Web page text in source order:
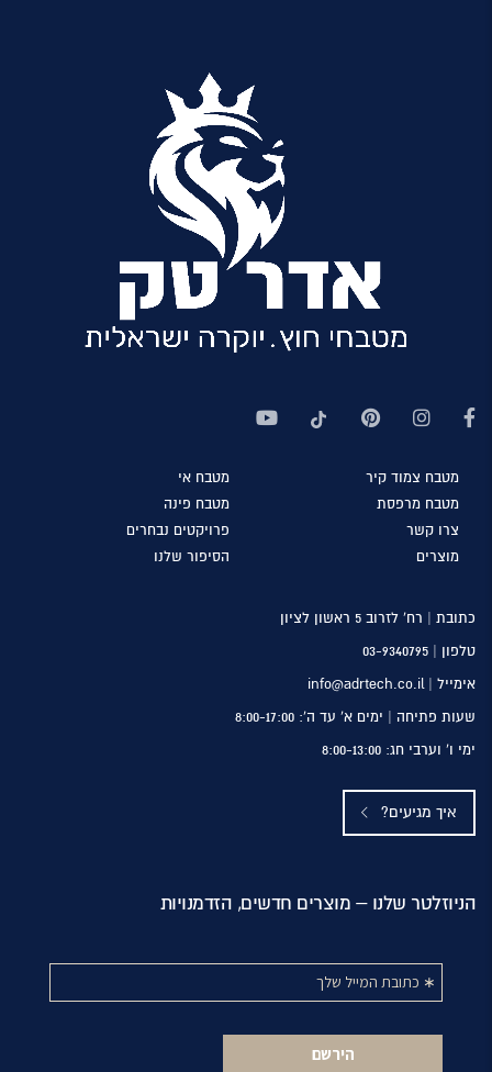
מטבח אי מטבח צמוד קיר
מטבח פינה מטבח מרפסת
פרויקטים נבחרים צרו קשר
הסיפור שלנו מוצרים
כתובת | רח’ לזרוב 5 ראשון לציון
טלפון | 03-9340795
אימייל | info@adrtech.co.il
שעות פתיחה | ימים א’ עד ה’: 8:00-17:00
ימי ו’ וערבי חג: 8:00-13:00
איך מגיעים?
הניוזלטר שלנו – מוצרים חדשים, הזדמנויות